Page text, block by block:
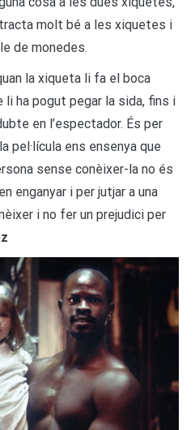
molt bé a les xiquetes i
de monedes.
la xiqueta li fa el boca
li ha pogut pegar la sida, fins i
en l’espectador. És per
pel·lícula ens ensenya que
sense conèixer-la no és
enganyar i per jutjar a una
i no fer un prejudici per